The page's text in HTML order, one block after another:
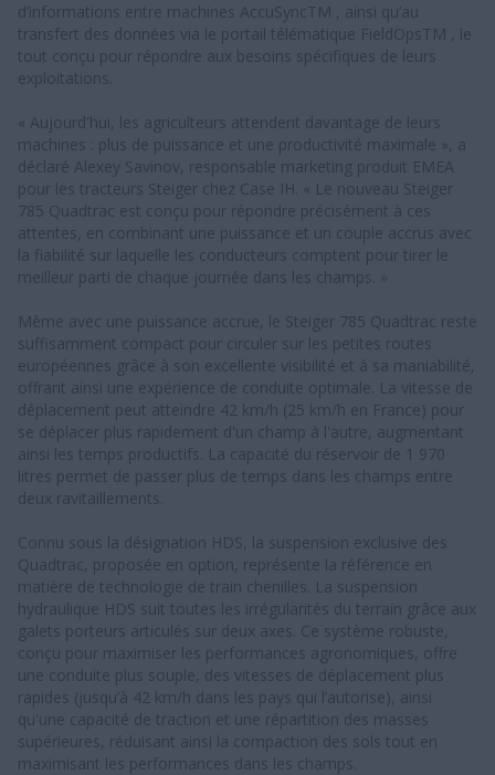
d’informations entre machines AccuSyncTM , ainsi qu’au
transfert des données via le portail télématique FieldOpsTM , le
tout conçu pour répondre aux besoins spécifiques de leurs
exploitations.
« Aujourd'hui, les agriculteurs attendent davantage de leurs
machines : plus de puissance et une productivité maximale », a
déclaré Alexey Savinov, responsable marketing produit EMEA
pour les tracteurs Steiger chez Case IH. « Le nouveau Steiger
785 Quadtrac est conçu pour répondre précisément à ces
attentes, en combinant une puissance et un couple accrus avec
la fiabilité sur laquelle les conducteurs comptent pour tirer le
meilleur parti de chaque journée dans les champs. »
Même avec une puissance accrue, le Steiger 785 Quadtrac reste
suffisamment compact pour circuler sur les petites routes
européennes grâce à son excellente visibilité et à sa maniabilité,
offrant ainsi une expérience de conduite optimale. La vitesse de
déplacement peut atteindre 42 km/h (25 km/h en France) pour
se déplacer plus rapidement d'un champ à l'autre, augmentant
ainsi les temps productifs. La capacité du réservoir de 1 970
litres permet de passer plus de temps dans les champs entre
deux ravitaillements.
Connu sous la désignation HDS, la suspension exclusive des
Quadtrac, proposée en option, représente la référence en
matière de technologie de train chenilles. La suspension
hydraulique HDS suit toutes les irrégularités du terrain grâce aux
galets porteurs articulés sur deux axes. Ce système robuste,
conçu pour maximiser les performances agronomiques, offre
une conduite plus souple, des vitesses de déplacement plus
rapides (jusqu’à 42 km/h dans les pays qui l’autorise), ainsi
qu'une capacité de traction et une répartition des masses
supérieures, réduisant ainsi la compaction des sols tout en
maximisant les performances dans les champs.